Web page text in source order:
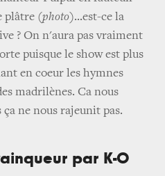
plâtre (photo)...est-ce la
? On n'aura pas vraiment
puisque le show est plus
en coeur les hymnes
madrilènes. Ca nous
ça ne nous rajeunit pas.
par K-O